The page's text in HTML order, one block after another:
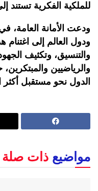
للملكية الفكرية تستند
ودعت الأمانة العامة،
ودول العالم إلى اغتنام
والتنسيق، وتكثيف
والرياضيين
الدول نحو مستقبل أكثر
مواضيع ذات صلة